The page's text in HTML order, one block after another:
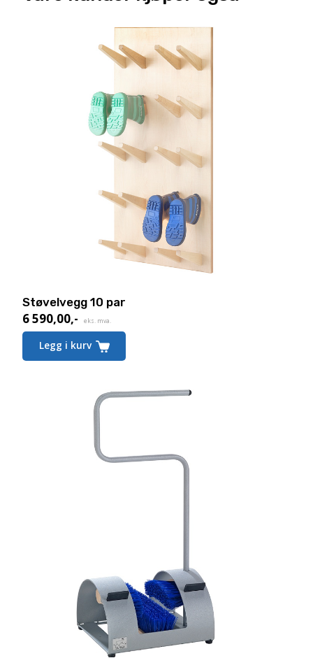
Støvelvegg 10 par
6 590,00,- eks. mva.
Legg i kurv